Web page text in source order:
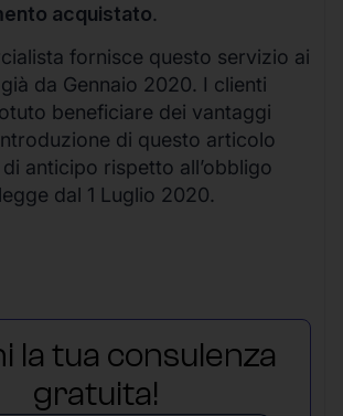
acquistato.
fornisce questo servizio ai
da Gennaio 2020. I clienti
beneficiare dei vantaggi
di questo articolo
anticipo rispetto all’obbligo
dal 1 Luglio 2020.
la tua consulenza
gratuita!